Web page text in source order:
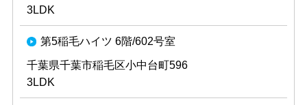
3LDK
第5稲毛ハイツ 6階/602号室
千葉県千葉市稲毛区小中台町596
3LDK